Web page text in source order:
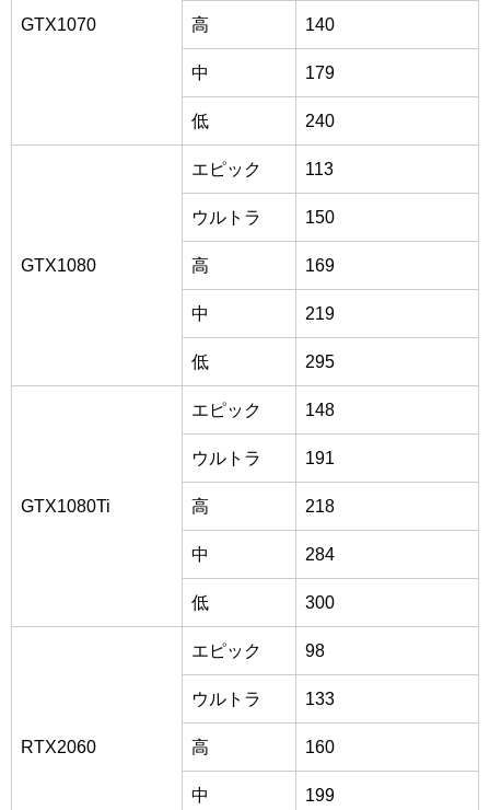
GTX1070 高 140
中 179
低 240
GTX1080
エピック 113
ウルトラ 150
高 169
中 219
低 295
GTX1080Ti
エピック 148
ウルトラ 191
高 218
中 284
低 300
RTX2060
エピック 98
ウルトラ 133
高 160
中 199